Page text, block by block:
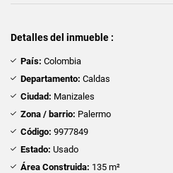
Detalles del inmueble :
País: Colombia
Departamento: Caldas
Ciudad: Manizales
Zona / barrio: Palermo
Código: 9977849
Estado: Usado
Área Construida: 135 m²